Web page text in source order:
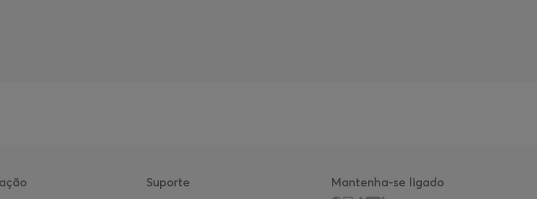
Suporte Mantenha-se ligado